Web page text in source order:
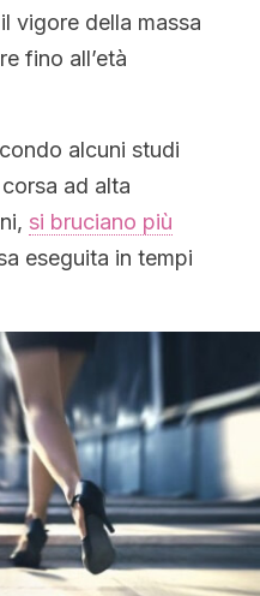
vigore della massa
fino all’età
alcuni studi
ad alta
si bruciano più
eseguita in tempi